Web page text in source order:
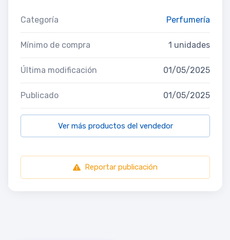
Categoría Perfumería
Mínimo de compra 1 unidades
Última modificación 01/05/2025
Publicado 01/05/2025
Ver más productos del vendedor
Reportar publicación